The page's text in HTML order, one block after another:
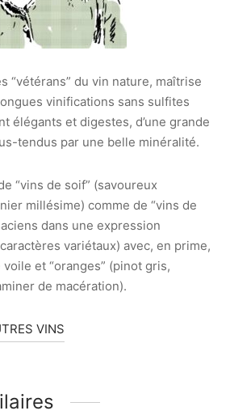
“vétérans” du vin nature, maîtrise
vinifications sans sulfites
élégants et digestes, d’une grande
tendus par une belle minéralité.
“vins de soif” (savoureux
millésime) comme de “vins de
dans une expression
variétaux) avec, en prime,
et “oranges” (pinot gris,
de macération).
VINS